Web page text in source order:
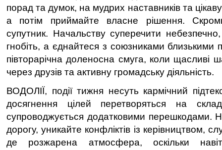
порад та думок, на мудрих наставників та
а потім приймайте власне рішення.
супутник. Начальству суперечити
гнобіть, а єднайтеся з союзниками близькими
півторарічна доленосна смуга, коли щасливі
через друзів та активну громадську діяльність.
ВОДОЛІЇ, події тижня несуть кармічний
досягнення цілей перетворяться на
супроводжується додатковими перешкодами.
дорогу, уникайте конфліктів із керівництвом,
де розжарена атмосфера, оскільки